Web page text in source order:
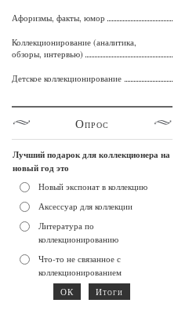
Афоризмы, факты, юмор
Коллекционирование (аналитика,
обзоры, интервью)
Детское коллекционирование
Опрос
Лучший подарок для коллекционера на
новый год это
Новый экспонат в коллекцию
Аксессуар для коллекции
Литература по
коллекционированию
Что-то не связанное с
коллекционированием